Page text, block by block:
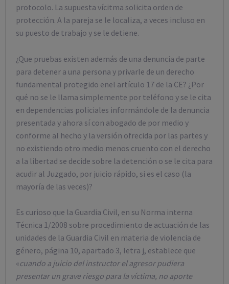
protocolo. La supuesta vícitma solicita orden de
protección. A la pareja se le localiza, a veces incluso en
su puesto de trabajo y se le detiene.
¿Que pruebas existen además de una denuncia de parte
para detener a una persona y privarle de un derecho
fundamental protegido enel artículo 17 de la CE? ¿Por
qué no se le llama simplemente por teléfono y se le cita
en dependencias policiales informándole de la denuncia
presentada y ahora sí con abogado de por medio y
conforme al hecho y la versión ofrecida por las partes y
no existiendo otro medio menos cruento con el derecho
a la libertad se decide sobre la detención o se le cita para
acudir al Juzgado, por juicio rápido, si es el caso (la
mayoría de las veces)?
Es curioso que la Guardia Civil, en su Norma interna
Técnica 1/2008 sobre procedimiento de actuación de las
unidades de la Guardia Civil en materia de violencia de
género, página 10, apartado 3, letra j, establece que
«cuando a juicio del instructor el agresor pudiera
presentar un grave riesgo para la víctima, no aporte